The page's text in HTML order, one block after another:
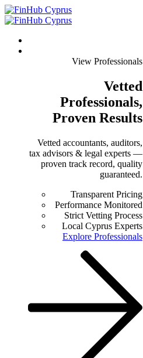
View Professionals
Vetted
Professionals,
Proven Results
Vetted accountants, auditors,
tax advisors & legal experts —
proven track record, quality
guaranteed.
Transparent Pricing
Performance Monitored
Strict Vetting Process
Local Cyprus Experts
Explore Professionals